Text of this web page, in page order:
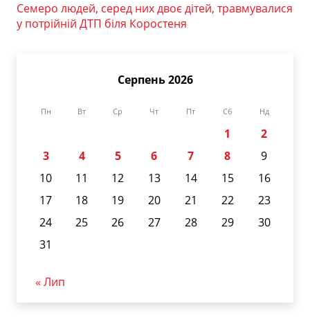
Семеро людей, серед них двоє дітей, травмувалися
у потрійній ДТП біля Коростеня
Серпень 2026
Пн Вт Ср Чт Пт Сб Нд
1
2
3
4 5 6 7 8
9
10
11 12 13 14 15
16
17
18 19 20 21 22
23
24
25 26 27 28 29
30
31
« Лип